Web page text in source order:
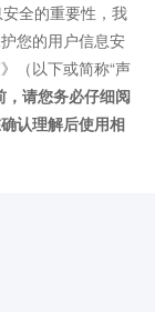
全的重要性，我
您的用户信息安
（以下或简称“声
，请您务必仔细阅
认理解后使用相